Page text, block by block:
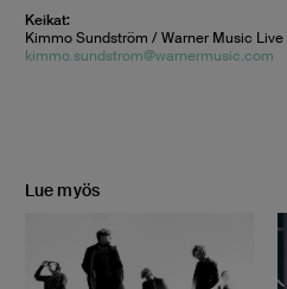
Keikat:
Kimmo Sundström / Warner Music Live
kimmo.sundstrom@warnermusic.com
Lue myös